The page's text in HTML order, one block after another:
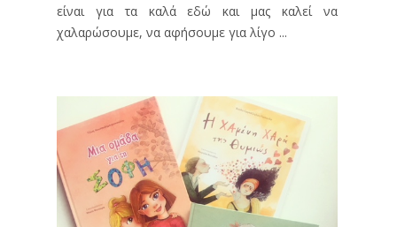
είναι για τα καλά εδώ και μας καλεί να
χαλαρώσουμε, να αφήσουμε για λίγο ...